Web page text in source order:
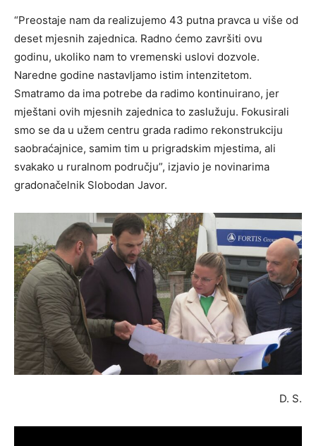
“Preostaje nam da realizujemo 43 putna pravca u više od
deset mjesnih zajednica. Radno ćemo završiti ovu
godinu, ukoliko nam to vremenski uslovi dozvole.
Naredne godine nastavljamo istim intenzitetom.
Smatramo da ima potrebe da radimo kontinuirano, jer
mještani ovih mjesnih zajednica to zaslužuju. Fokusirali
smo se da u užem centru grada radimo rekonstrukciju
saobraćajnice, samim tim u prigradskim mjestima, ali
svakako u ruralnom području”, izjavio je novinarima
gradonačelnik Slobodan Javor.
D. S.